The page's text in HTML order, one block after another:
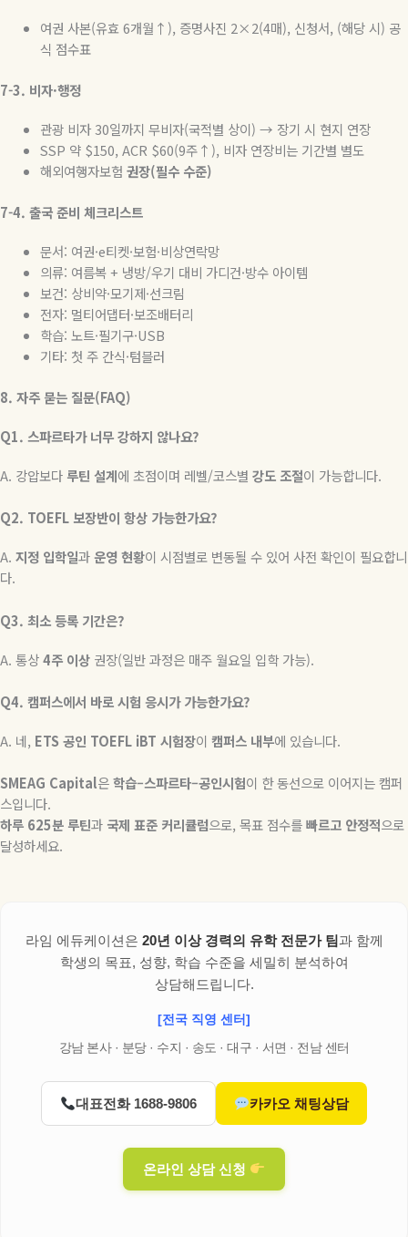
여권 사본(유효6개월↑ ), 증명사진 2×2(4매), 신청서, (해당 시) 공
식 점수표
7-3. 비자·행정
관광 비자30일까지 무비자(국적별 상이) → 장기 시 현지 연장
SSP 약$150, ACR $60(9주↑ ), 비자 연장비는 기간별 별도
해외여행자보험 권장(필수 수준)
7-4. 출국준비 체크리스트
문서: 여권·e티켓·보험·비상연락망
의류: 여름복+ 냉방/우기 대비 가디건·방수 아이템
보건: 상비약·모기제·선크림
전자: 멀티어댑터·보조배터리
학습: 노트·필기구·USB
기타: 첫 주 간식·텀블러
8. 자주 묻는 질문(FAQ)
Q1. 스파르타가 너무강하지 않나요?
A. 강압보다 루틴 설계에 초점이며 레벨/코스별 강도 조절이 가능합니다.
Q2. TOEFL 보장반이 항상 가능한가요?
A. 지정 입학일과운영 현황이 시점별로 변동될 수 있어 사전 확인이 필요합니
다.
Q3. 최소등록 기간은?
A. 통상4주 이상 권장(일반 과정은 매주 월요일 입학 가능).
Q4. 캠퍼스에서 바로시험 응시가 가능한가요?
A. 네, ETS 공인 TOEFL iBT 시험장이 캠퍼스 내부에 있습니다.
SMEAG Capital은학습–스파르타–공인시험이 한 동선으로 이어지는 캠퍼
스입니다.
하루 625분 루틴과 국제 표준 커리큘럼으로, 목표 점수를빠르고 안정적으로
달성하세요.
라임 에듀케이션은 20년 이상 경력의 유학 전문가 팀과 함께
학생의 목표, 성향, 학습 수준을 세밀히 분석하여
상담해드립니다.
[전국 직영 센터]
강남 본사 · 분당 · 수지 · 송도 · 대구 · 서면 · 전남 센터
대표전화 1688-9806 카카오 채팅상담
온라인 상담 신청